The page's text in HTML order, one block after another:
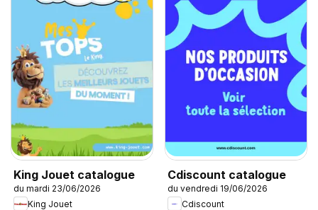
King Jouet catalogue
du mardi 23/06/2026
King Jouet
Cdiscount catalogue
du vendredi 19/06/2026
Cdiscount